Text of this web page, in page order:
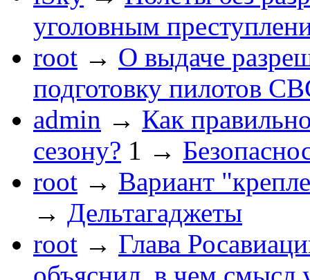
уголовным
root → О выдаче
подготовку пилотов
admin → Как
сезону? 1 →
root → Вариант
→ Дельтагаджеты
root → Глава